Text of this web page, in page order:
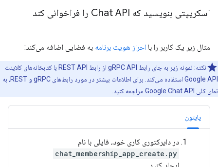
اسکریپتی بنویسید که Chat API را فراخوانی کند
مثال زیر یک کاربر را با احراز هویت برنامه به فضایی اضافه می‌کند:
نکته: نمونه زیر به جای رابط gRPC API از رابط REST API با کتابخانه‌های کلاینت
Google API استفاده می‌کند. برای اطلاعات بیشتر در مورد رابط‌های gRPC و REST، به
نمای کلی Google Chat API
مراجعه کنید.
پایتون
در دایرکتوری کاری خود، فایلی با نام
chat_membership_app_create.py